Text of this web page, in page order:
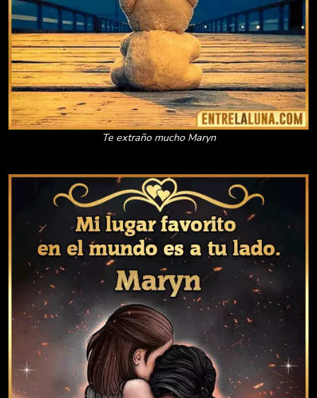
Te extraño mucho Maryn